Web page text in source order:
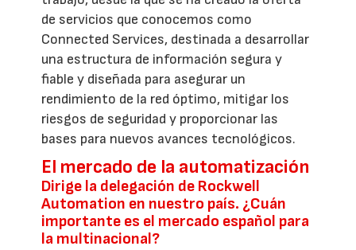
de servicios que conocemos como
Connected Services, destinada a desarrollar
una estructura de información segura y
fiable y diseñada para asegurar un
rendimiento de la red óptimo, mitigar los
riesgos de seguridad y proporcionar las
bases para nuevos avances tecnológicos.
El mercado de la automatización
Dirige la delegación de Rockwell
Automation en nuestro país. ¿Cuán
importante es el mercado español para
la multinacional?